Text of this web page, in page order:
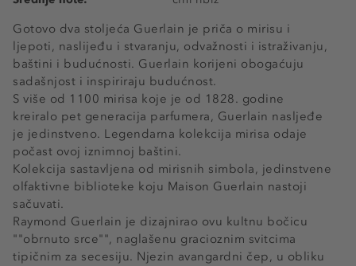
Gotovo dva stoljeća Guerlain je priča o mirisu i
ljepoti, naslijeđu i stvaranju, odvažnosti i istraživanju,
baštini i budućnosti. Guerlain korijeni obogaćuju
sadašnjost i inspiriraju budućnost.
S više od 1100 mirisa koje je od 1828. godine
kreiralo pet generacija parfumera, Guerlain nasljeđe
je jedinstveno. Legendarna kolekcija mirisa odaje
počast ovoj iznimnoj baštini.
Kolekcija sastavljena od mirisnih simbola, jedinstvene
olfaktivne biblioteke koju Maison Guerlain nastoji
sačuvati.
Raymond Guerlain je dizajnirao ovu kultnu bočicu
""obrnuto srce"", naglašenu gracioznim svitcima
tipičnim za secesiju. Njezin avangardni čep, u obliku